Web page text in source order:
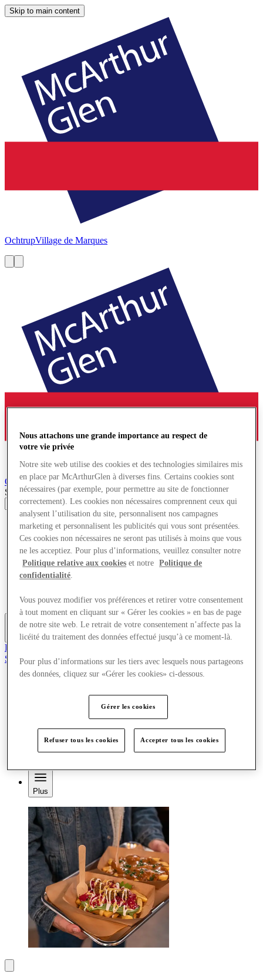
Skip to main content
OchtrupVillage de Marques
OchtrupVillage de Marques
Search input
Magasins
Quoi de neuf
Aire de jeux pour enfants
Mangez et buvez
Visite
Cartes cadeaux
Carrières
Plus
Rejoignez le club
Sauvé
Aire de jeux pour enfants
Mangez et buvez
Visite
Cartes cadeaux
Services
Plus
Nous attachons une grande importance au respect de
votre vie privée
Notre site web utilise des cookies et des technologies similaires mis
en place par McArthurGlen à diverses fins. Certains cookies sont
nécessaires (par exemple, pour permettre au site de fonctionner
correctement). Les cookies non nécessaires comprennent ceux qui
analysent l’utilisation du site, personnalisent nos campagnes
marketing et personnalisent les publicités qui vous sont présentées.
Ces cookies non nécessaires ne seront pas utilisés à moins que vous
ne les acceptiez. Pour plus d’informations, veuillez consulter notre
Politique relative aux cookies et notre
Politique de
confidentialité.
Vous pouvez modifier vos préférences et retirer votre consentement
à tout moment en cliquant sur « Gérer les cookies » en bas de page
de notre site web. Le retrait de votre consentement n’affecte pas la
licéité du traitement des données effectué jusqu’à ce moment-là.
Pour plus d’informations sur les tiers avec lesquels nous partageons
des données, cliquez sur «Gérer les cookies» ci-dessous.
Gérer les cookies
Refuser tous les cookies Accepter tous les cookies